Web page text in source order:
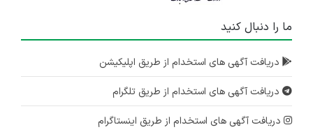
ما را دنبال کنید
دریافت آگهی های استخدام از طریق اپلیکیشن
دریافت آگهی های استخدام از طریق تلگرام
دریافت آگهی های استخدام از طریق اینستاگرام